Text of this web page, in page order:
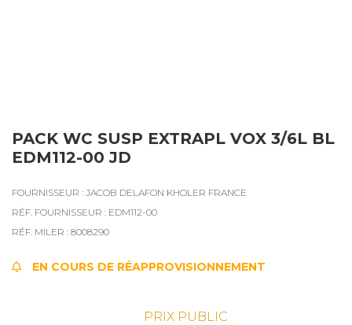
PACK WC SUSP EXTRAPL VOX 3/6L BL
EDM112-00 JD
FOURNISSEUR : JACOB DELAFON KHOLER FRANCE
RÉF. FOURNISSEUR : EDM112-00
RÉF. MILER : 8008290
EN COURS DE RÉAPPROVISIONNEMENT
PRIX PUBLIC